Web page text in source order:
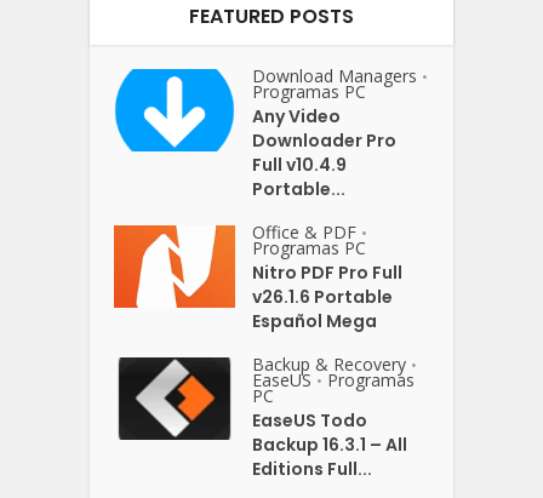
FEATURED POSTS
Download Managers •
Programas PC
Any Video
Downloader Pro
Full v10.4.9
Portable...
Office & PDF •
Programas PC
Nitro PDF Pro Full
v26.1.6 Portable
Español Mega
Backup & Recovery •
EaseUS • Programas
PC
EaseUS Todo
Backup 16.3.1 – All
Editions Full...